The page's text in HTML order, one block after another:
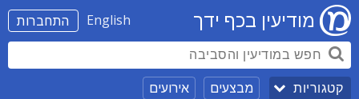
התחברות English מודיעין בכף ידך
קטגוריות מבצעים אירועים